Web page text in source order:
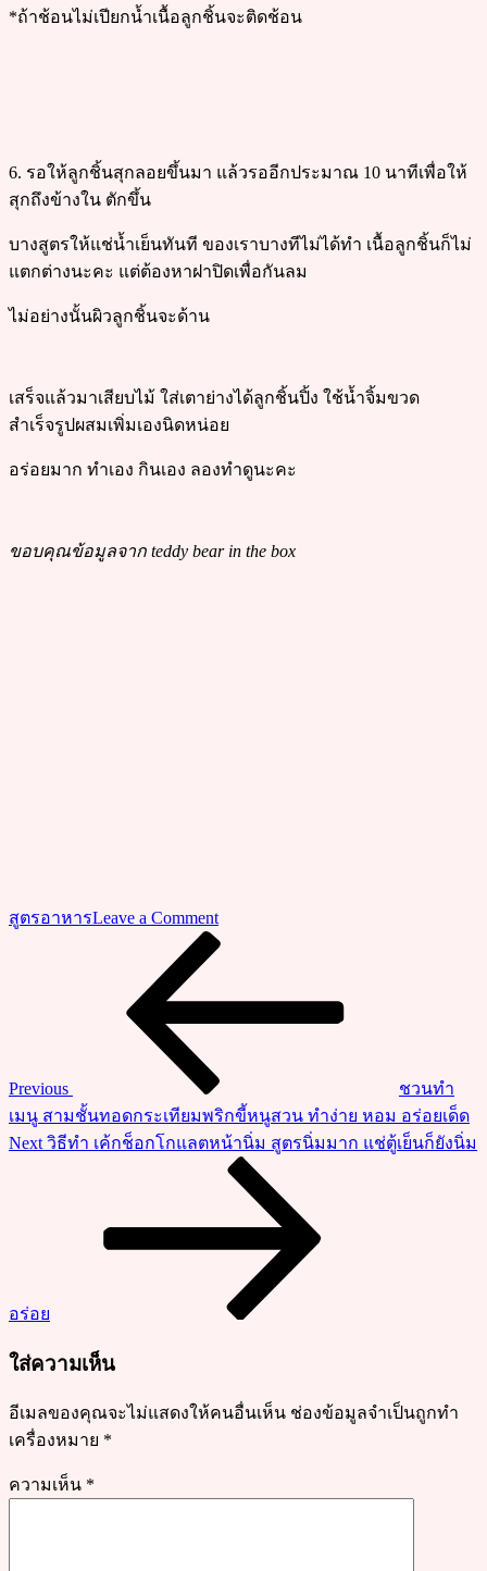
*ถ้าช้อนไม่เปียกน้ำเนื้อลูกชิ้นจะติดช้อน
6. รอให้ลูกชิ้นสุกลอยขึ้นมา แล้วรออีกประมาณ 10 นาทีเพื่อให้
สุกถึงข้างใน ตักขึ้น
บางสูตรให้แช่น้ำเย็นทันที ของเราบางทีไม่ได้ทำ เนื้อลูกชิ้นก็ไม่
แตกต่างนะคะ แต่ต้องหาฝาปิดเพื่อกันลม
ไม่อย่างนั้นผิวลูกชิ้นจะด้าน
เสร็จแล้วมาเสียบไม้ ใส่เตาย่างได้ลูกชิ้นปิ้ง ใช้น้ำจิ้มขวด
สำเร็จรูปผสมเพิ่มเองนิดหน่อย
อร่อยมาก ทำเอง กินเอง ลองทำดูนะคะ
ขอบคุณข้อมูลจาก teddy bear in the box
สูตรอาหารLeave a Commenton
วิธี
เอง
ได้
ง่าย
อร่อย
สะอาด
Previous
ชวนทำ
เมนู สามชั้นทอดกระเทียมพริกขี้หนูสวน ทำง่าย หอม อร่อยเด็ด
Next
Post
Next วิธีทำ เค้กช็อกโกแลตหน้านิ่ม สูตรนิ่มมาก แช่ตู้เย็นก็ยังนิ่ม
อร่อย
ใส่ความเห็น
อีเมลของคุณจะไม่แสดงให้คนอื่นเห็น ช่องข้อมูลจำเป็นถูกทำ
เครื่องหมาย *
ความเห็น *